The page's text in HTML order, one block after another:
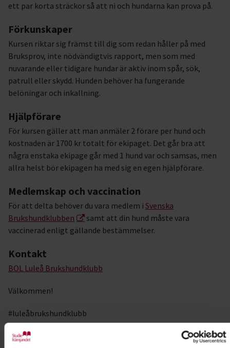
ett par korta sträckor så att ni och hundarna kan prova på.
Förkunskaper
Kursen riktar sig främst till dig som redan håller på med
Bruksprov, inte nödvändigtvis rapport, men som med
nuvarande eller tidigare hundar är aktiv inom spår, sök,
patrull eller skydd. Hunden behöver ha fungerande
belöningar och inkallning.
Hjälpförare
För kursen gäller att man anmäler 2 förare per hund och
kostnaden är 1700 kr totalt för ekipaget. Det går bra att
några enstaka ekipage går med 1 hund var och samsas, men
allra helst bör ekipagen ha med sig en egen hjälpförare.
Medlemskap och vaccination
För att delta behöver du vara medlem i Svenska
Brukshundklubben
samt att din hund måste vara
vaccinerad enligt gällande bestämmelser.
Kontakt
BOL Luleå Brukshundklubb
Välkommen!
#luleåbrukshundklubb
I samarbete med